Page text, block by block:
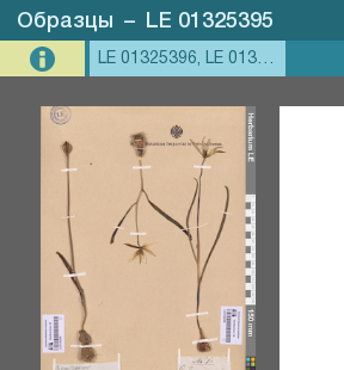
Образцы – LE 01325395
LE 01325396, LE 01325395